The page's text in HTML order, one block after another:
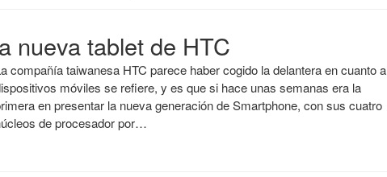
nueva tablet de HTC
compañía taiwanesa HTC parece haber cogido la delantera en cuanto a
móviles se refiere, y es que si hace unas semanas era la
en presentar la nueva generación de Smartphone, con sus cuatro
de procesador por…